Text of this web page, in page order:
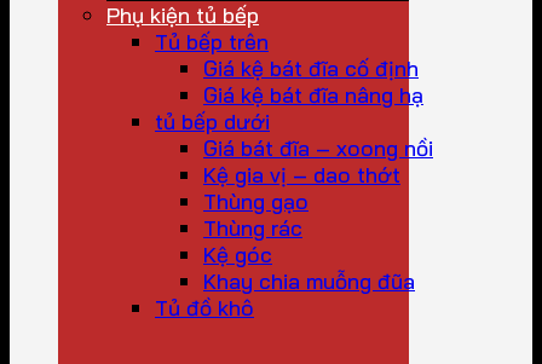
Phụ kiện tủ bếp
Tủ bếp trên
Giá kệ bát đĩa cố định
Giá kệ bát đĩa nâng hạ
tủ bếp dưới
Giá bát đĩa – xoong nồi
Kệ gia vị – dao thớt
Thùng gạo
Thùng rác
Kệ góc
Khay chia muỗng đũa
Tủ đồ khô